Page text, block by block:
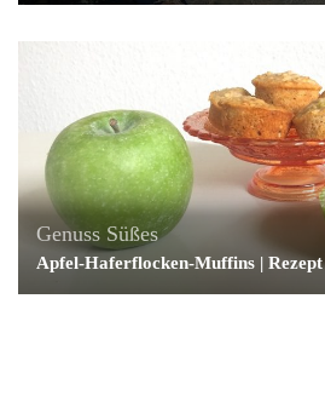
Genuss Süßes
Apfel-Haferflocken-Muffins | Rezept